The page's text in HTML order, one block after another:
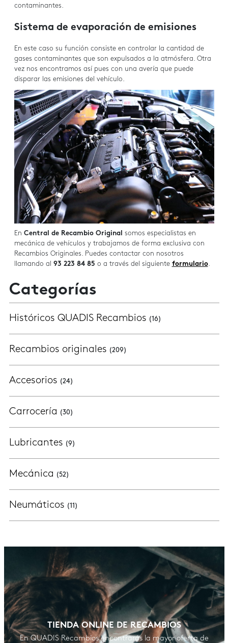
Categorías
Históricos QUADIS Recambios (16)
Recambios originales (209)
Accesorios (24)
Carrocería (30)
Lubricantes (9)
Mecánica (52)
Neumáticos (11)
TIENDA ONLINE DE RECAMBIOS
En QUADIS Recambios encontrarás la mayor oferta de
contaminantes.
Sistema de evaporación de emisiones
En este caso su función consiste en controlar la cantidad de
gases contaminantes que son expulsados a la atmósfera. Otra
vez nos encontramos así pues con una avería que puede
disparar las emisiones del vehículo.
En Central de Recambio Original
somos especialistas en
mecánica de vehículos y trabajamos de forma exclusiva con
Recambios Originales. Puedes contactar con nosotros
llamando al 93 223 84 85 o a través del siguiente formulario.